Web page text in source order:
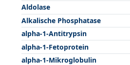
Aldolase
Alkalische Phosphatase
alpha-1-Antitrypsin
alpha-1-Fetoprotein
alpha-1-Mikroglobulin